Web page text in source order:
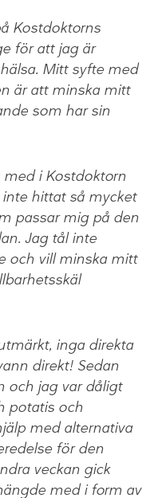
Kostdoktorns
för att jag är
Mitt syfte med
är att minska mitt
som har sin
i Kostdoktorn
hittat så mycket
passar mig på den
Jag tål inte
och vill minska mitt
inga direkta
direkt! Sedan
och jag var dåligt
potatis och
med alternativa
för den
veckan gick
med i form av